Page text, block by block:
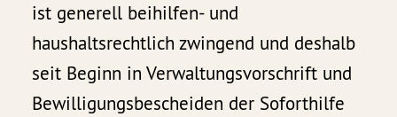
ist generell beihilfen- und
haushaltsrechtlich zwingend und deshalb
seit Beginn in Verwaltungsvorschrift und
Bewilligungsbescheiden der Soforthilfe